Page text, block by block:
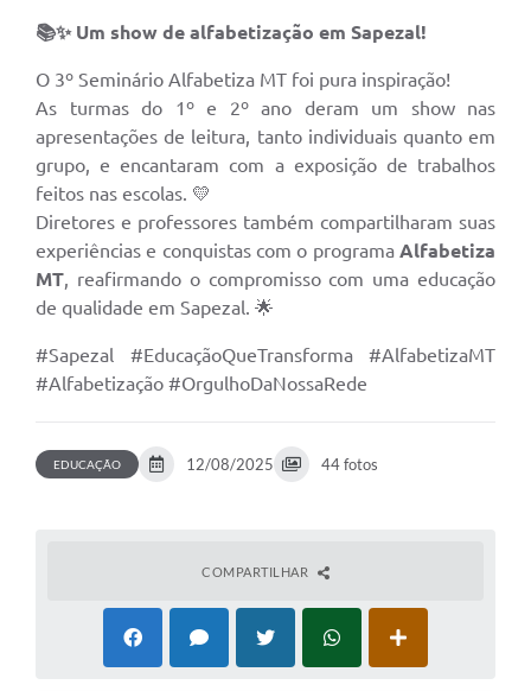
📚✨ Um show de alfabetização em Sapezal!
O 3º Seminário Alfabetiza MT foi pura inspiração!
As turmas do 1º e 2º ano deram um show nas
apresentações de leitura, tanto individuais quanto em
grupo, e encantaram com a exposição de trabalhos
feitos nas escolas. 💛
Diretores e professores também compartilharam suas
experiências e conquistas com o programa Alfabetiza
MT, reafirmando o compromisso com uma educação
de qualidade em Sapezal. 🌟
#Sapezal #EducaçãoQueTransforma #AlfabetizaMT
#Alfabetização #OrgulhoDaNossaRede
EDUCAÇÃO 12/08/2025 44 fotos
COMPARTILHAR